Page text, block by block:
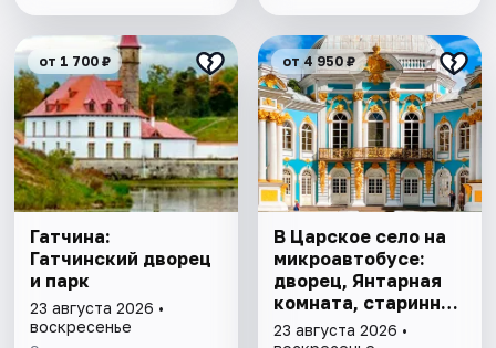
от 1 700 ₽
Гатчина:
Гатчинский дворец
и парк
23 августа 2026 •
воскресенье
от 4 950 ₽
В Царское село на
микроавтобусе:
дворец, Янтарная
комната, старинный
парк
23 августа 2026 •